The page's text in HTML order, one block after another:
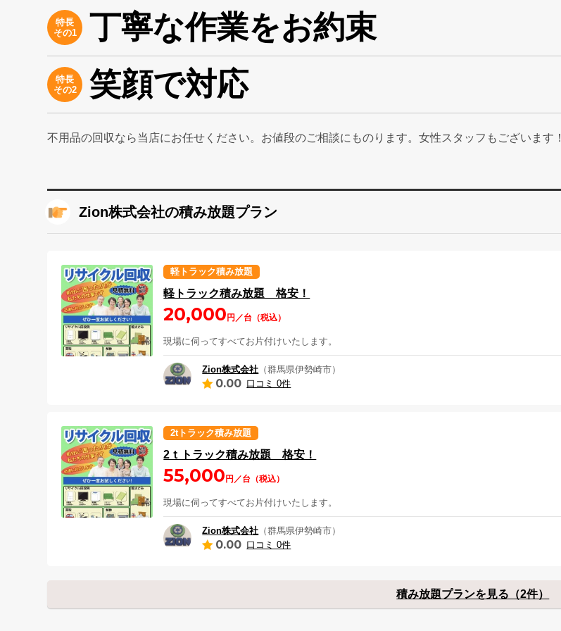
特長
その1
丁寧な作業をお約束
特長
その2
笑顔で対応
不用品の回収なら当店にお任せください。お値段のご相談にものります。女性スタッフもございます！
Zion株式会社の積み放題プラン
軽トラック積み放題
軽トラック積み放題 格安！
20,000円／台（税込）
現場に伺ってすべてお片付けいたします。
Zion株式会社 （群馬県伊勢崎市）
0.00 口コミ 0件
2tトラック積み放題
2ｔトラック積み放題 格安！
55,000円／台（税込）
現場に伺ってすべてお片付けいたします。
Zion株式会社 （群馬県伊勢崎市）
0.00 口コミ 0件
積み放題プランを見る（2件）